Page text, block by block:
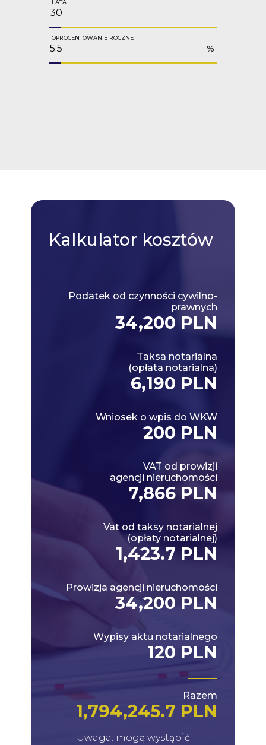
LATA
OPROCENTOWANIE ROCZNE
%
Kalkulator kosztów
Podatek od czynności cywilno-
prawnych
34,200 PLN
Taksa notarialna
(opłata notarialna)
6,190 PLN
Wniosek o wpis do WKW
200 PLN
VAT od prowizji
agencji nieruchomości
7,866 PLN
Vat od taksy notarialnej
(opłaty notarialnej)
1,423.7 PLN
Prowizja agencji nieruchomości
34,200 PLN
Wypisy aktu notarialnego
120 PLN
Razem
1,794,245.7 PLN
Uwaga: mogą wystąpić